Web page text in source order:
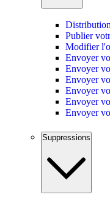
Publier
Modifier
Envoyer
Envoyer
Envoyer
Envoyer
Envoyer
Envoyer
Suppressions